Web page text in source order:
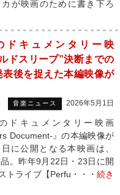
が映画のために書き下ろ
ドキュメンタリー映
ドスリープ”決断までの
表後を捉えた本編映像が
音楽ニュース 2026年5月1日
ドキュメンタリー映画
Document-』の本編映像が
公開となる本映画は、
。昨年9月22日・23日に開
トライブ【Perfu・・・ 続き